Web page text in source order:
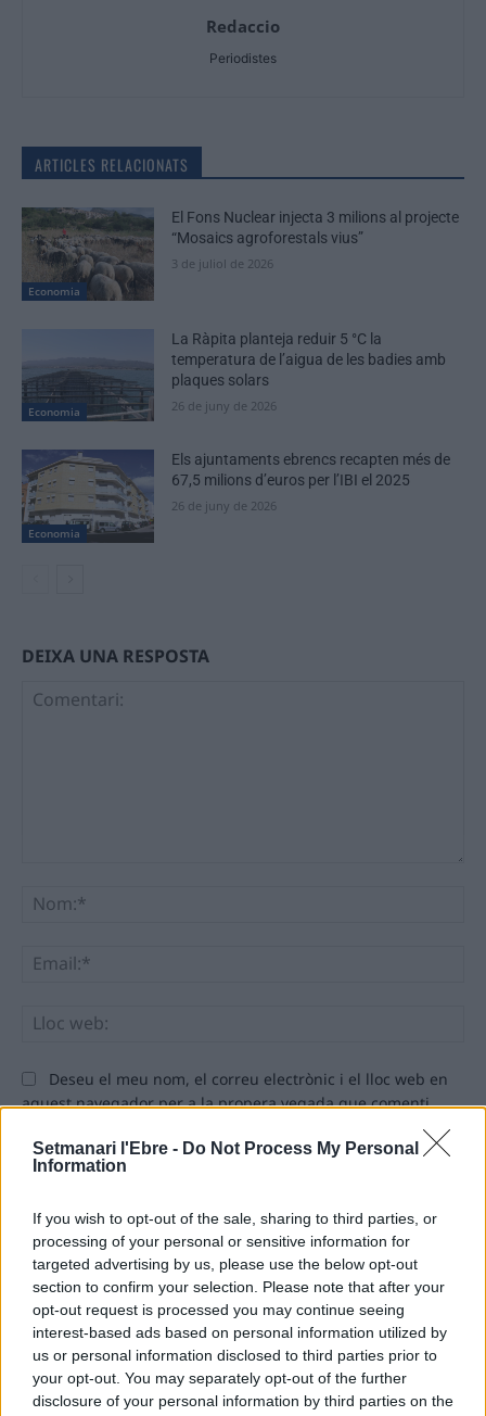
Setmanari l'Ebre - Do Not Process My Personal
Information
If you wish to opt-out of the sale, sharing to third parties, or
processing of your personal or sensitive information for
targeted advertising by us, please use the below opt-out
section to confirm your selection. Please note that after your
opt-out request is processed you may continue seeing
interest-based ads based on personal information utilized by
us or personal information disclosed to third parties prior to
your opt-out. You may separately opt-out of the further
disclosure of your personal information by third parties on the
Redaccio
Periodistes
ARTICLES RELACIONATS
Economia
El Fons Nuclear injecta 3 milions al projecte
“Mosaics agroforestals vius”
3 de juliol de 2026
Economia
La Ràpita planteja reduir 5 °C la
temperatura de l’aigua de les badies amb
plaques solars
26 de juny de 2026
Economia
Els ajuntaments ebrencs recapten més de
67,5 milions d’euros per l’IBI el 2025
26 de juny de 2026
DEIXA UNA RESPOSTA
Deseu el meu nom, el correu electrònic i el lloc web en
aquest navegador per a la propera vegada que comenti.
ÚLTIMES NOTÍCIES
L’Ajuntament de Tortosa amplia el
termini de les obres de l’aparcament
dels terrenys de Renfe per les altes
temperatures